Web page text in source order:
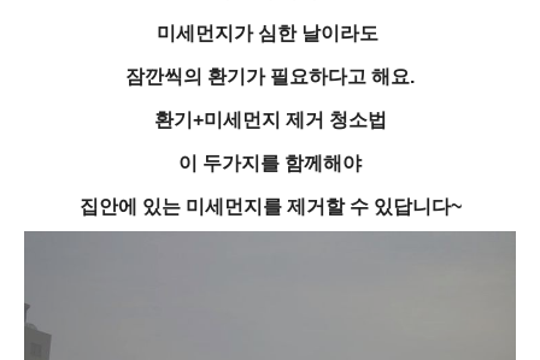
미세먼지가 심한 날이라도
잠깐씩의 환기가 필요하다고 해요.
환기+미세먼지 제거 청소법
이 두가지를 함께해야
집안에 있는 미세먼지를 제거할 수 있답니다~